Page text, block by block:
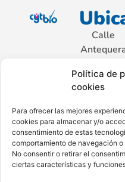
Política de
cookies
Para ofrecer las mejores
cookies para almacenar y/o
consentimiento de estas
comportamiento de navegación
No consentir o retirar el
ciertas características y
Calle
Sétimo
Piso Int.
701, San
Isidro.
Lima –
Perú